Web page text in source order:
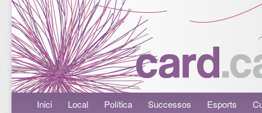
Menú principalAneu al contingut principal
Aneu al contingut secundari
Inici Local Política Successos Esports